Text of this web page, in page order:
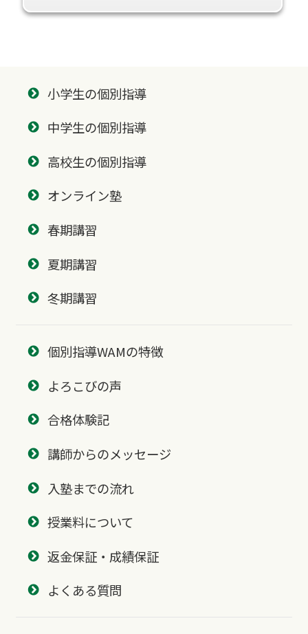
小学生の個別指導
中学生の個別指導
高校生の個別指導
オンライン塾
春期講習
夏期講習
冬期講習
個別指導WAMの特徴
よろこびの声
合格体験記
講師からのメッセージ
入塾までの流れ
授業料について
返金保証・成績保証
よくある質問